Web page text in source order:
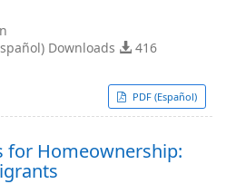
Downloads
416
PDF (Español)
for Homeownership: